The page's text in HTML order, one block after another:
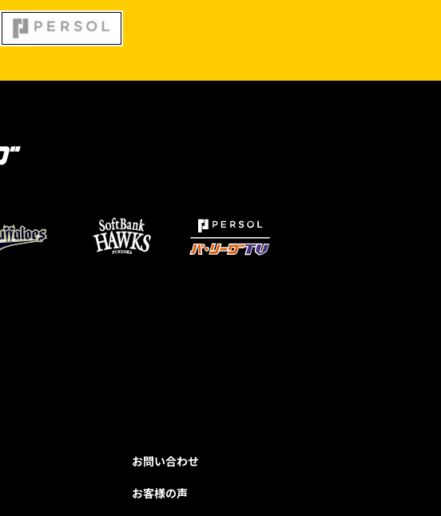
お問い合わせ
お客様の声